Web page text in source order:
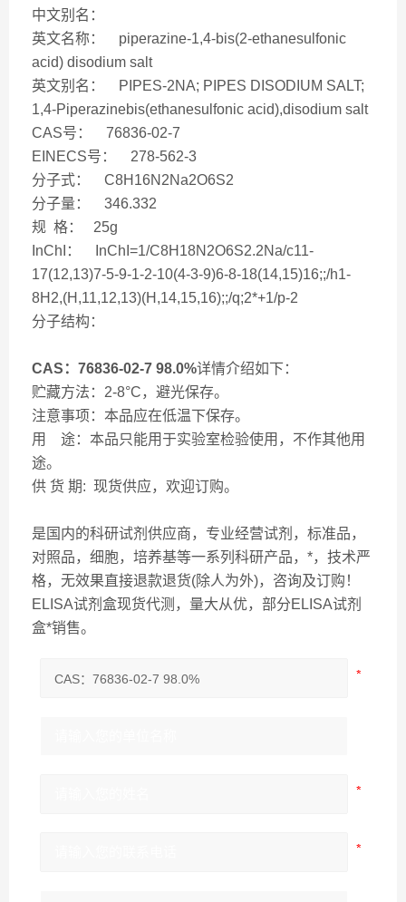
中文别名：
英文名称： piperazine-1,4-bis(2-ethanesulfonic
acid) disodium salt
英文别名： PIPES-2NA; PIPES DISODIUM SALT;
1,4-Piperazinebis(ethanesulfonic acid),disodium salt
CAS号： 76836-02-7
EINECS号： 278-562-3
分子式： C8H16N2Na2O6S2
分子量： 346.332
规 格： 25g
InChI： InChI=1/C8H18N2O6S2.2Na/c11-
17(12,13)7-5-9-1-2-10(4-3-9)6-8-18(14,15)16;;/h1-
8H2,(H,11,12,13)(H,14,15,16);;/q;2*+1/p-2
分子结构：
CAS：76836-02-7 98.0%详情介绍如下：
贮藏方法：2-8°C，避光保存。
注意事项：本品应在低温下保存。
用 途：本品只能用于实验室检验使用，不作其他用
途。
供 货 期: 现货供应，欢迎订购。
是国内的科研试剂供应商，专业经营试剂，标准品，
对照品，细胞，培养基等一系列科研产品，*，技术严
格，无效果直接退款退货(除人为外)，咨询及订购！
ELISA试剂盒现货代测，量大从优，部分ELISA试剂
盒*销售。